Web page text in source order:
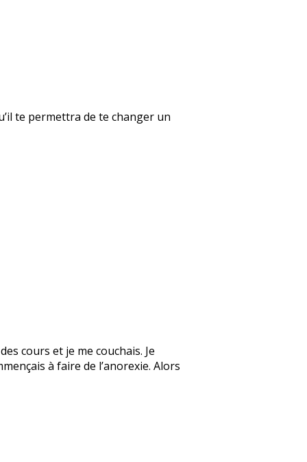
te permettra de te changer un
cours et je me couchais. Je
à faire de l’anorexie. Alors